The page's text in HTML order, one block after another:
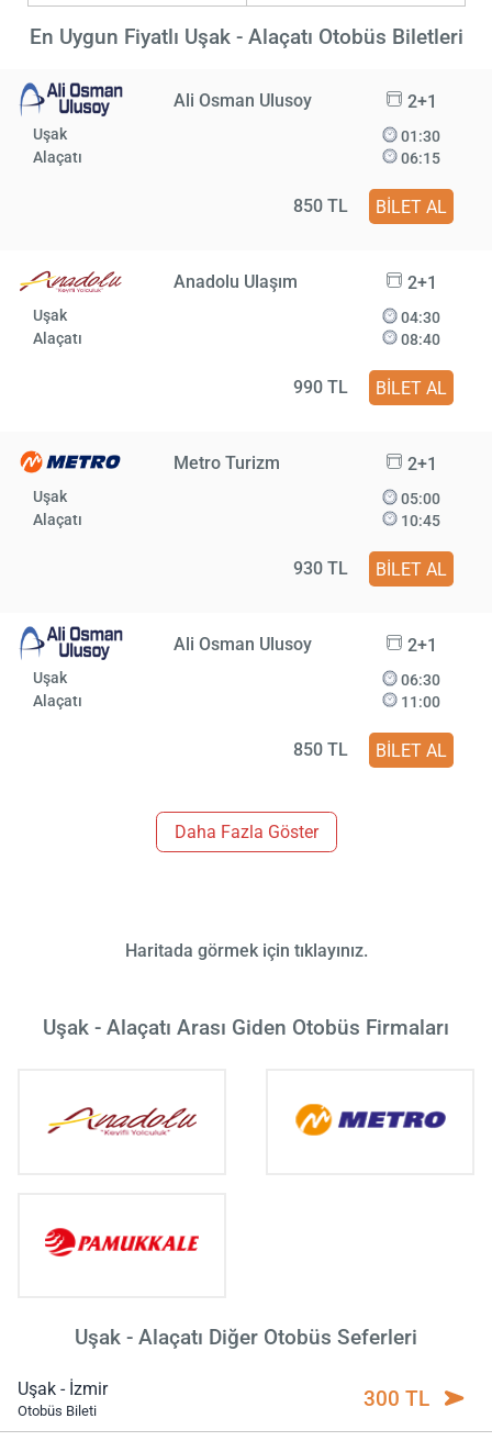
En Uygun Fiyatlı Uşak - Alaçatı Otobüs Biletleri
Ali Osman Ulusoy 2+1
Uşak
Alaçatı
01:30
06:15
850 TL BİLET AL
Anadolu Ulaşım 2+1
Uşak
Alaçatı
04:30
08:40
990 TL BİLET AL
Metro Turizm 2+1
Uşak
Alaçatı
05:00
10:45
930 TL BİLET AL
Ali Osman Ulusoy 2+1
Uşak
Alaçatı
06:30
11:00
850 TL BİLET AL
Daha Fazla Göster
Haritada görmek için tıklayınız.
Uşak - Alaçatı Arası Giden Otobüs Firmaları
Uşak - Alaçatı Diğer Otobüs Seferleri
Uşak - İzmir
Otobüs Bileti 300 TL